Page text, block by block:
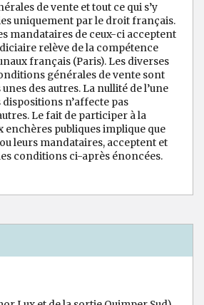
de vente et tout ce qui s’y
uniquement par le droit français.
mandataires de ceux-ci acceptent
relève de la compétence
français (Paris). Les diverses
générales de vente sont
des autres. La nullité de l’une
dispositions n’affecte pas
Le fait de participer à la
enchères publiques implique que
leurs mandataires, acceptent et
conditions ci-après énoncées.